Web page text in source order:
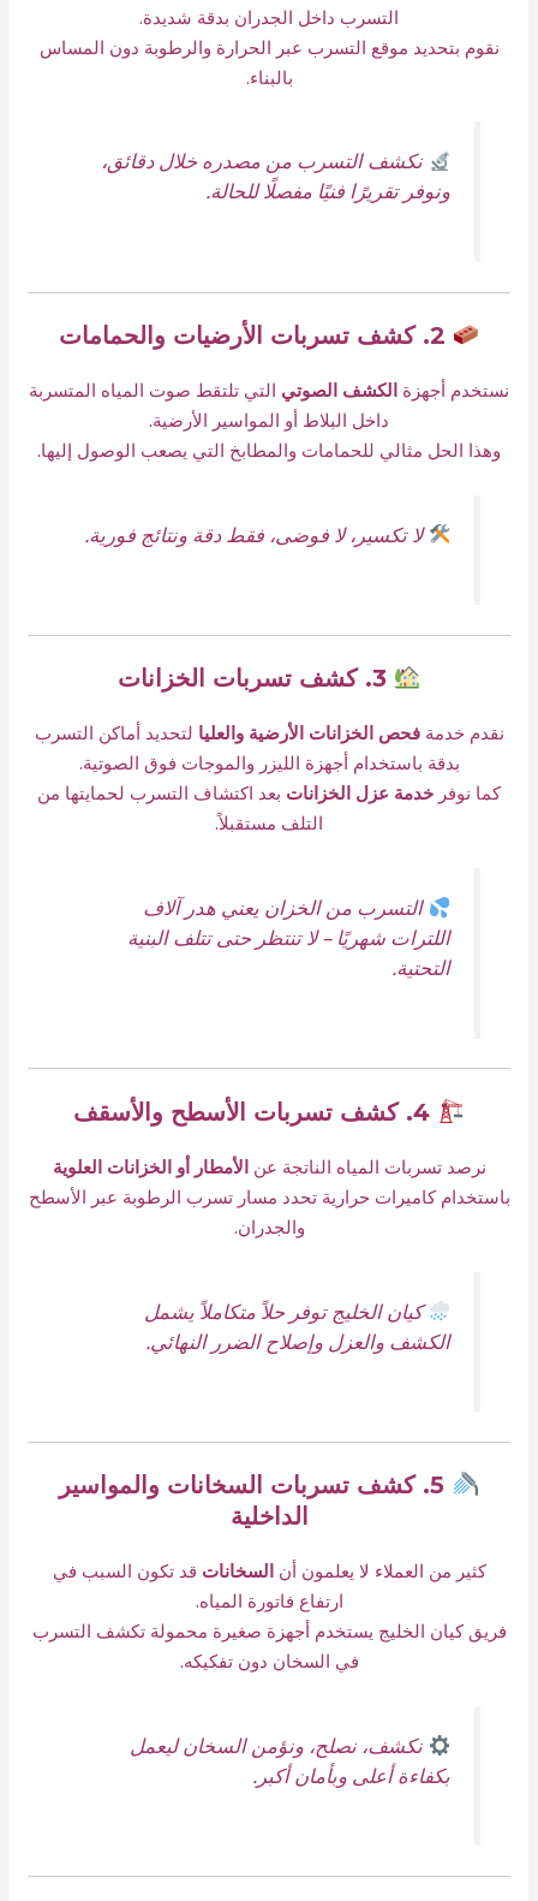
التسرب داخل الجدران بدقة شديدة.
نقوم بتحديد موقع التسرب عبر الحرارة والرطوبة دون المساس
بالبناء.
نكشف التسرب من مصدره خلال دقائق،
ونوفر تقريرًا فنيًا مفصلًا للحالة.
نستخدم أجهزة الكشف الصوتي التي تلتقط صوت المياه المتسربة
داخل البلاط أو المواسير الأرضية.
وهذا الحل مثالي للحمامات والمطابخ التي يصعب الوصول إليها.
لا تكسير، لا فوضى، فقط دقة ونتائج فورية.
3. كشف تسربات الخزانات
نقدم خدمةفحص الخزانات الأرضية والعليا لتحديد أماكن التسرب
بدقة باستخدام أجهزة الليزر والموجات فوق الصوتية.
كما نوفر خدمة عزل الخزانات بعد اكتشاف التسرب لحمايتها من
التلف مستقبلاً.
التسرب من الخزان يعني هدر آلاف
اللترات شهريًا – لا تنتظر حتى تتلف البنية
التحتية.
نرصد تسربات المياه الناتجة عنالأمطار أو الخزانات العلوية
باستخدام كاميرات حرارية تحدد مسار تسرب الرطوبة عبر الأسطح
والجدران.
كيان الخليج توفر حلاً متكاملاً يشمل
الكشف والعزل وإصلاح الضرر النهائي.
5. كشف تسربات السخانات والمواسير
الداخلية
كثير من العملاء لا يعلمون أنالسخانات قد تكون السبب في
ارتفاع فاتورة المياه.
فريق كيان الخليج يستخدم أجهزة صغيرة محمولة تكشف التسرب
في السخان دون تفكيكه.
نكشف، نصلح، ونؤمن السخان ليعمل
بكفاءة أعلى وبأمان أكبر.